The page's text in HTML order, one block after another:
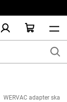
WERVAC adapter